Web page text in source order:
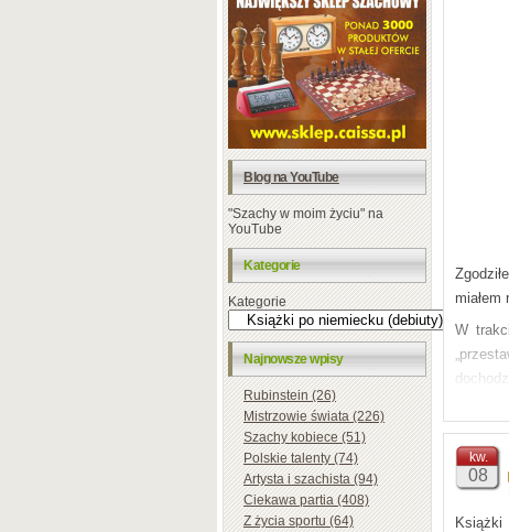
Blog na YouTube
"Szachy w moim życiu" na
YouTube
Kategorie
Kategorie
Najnowsze wpisy
Rubinstein (26)
Mistrzowie świata (226)
Szachy kobiece (51)
Polskie talenty (74)
Artysta i szachista (94)
Ciekawa partia (408)
Z życia sportu (64)
W
kw.
08